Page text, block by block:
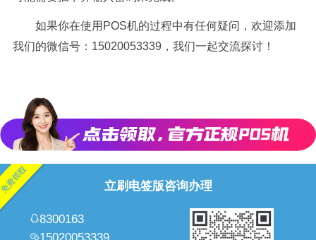
如果你在使用POS机的过程中有任何疑问，欢迎添加
我们的微信号：15020053339，我们一起交流探讨！
立刷电签版咨询办理
8300163
15020053339